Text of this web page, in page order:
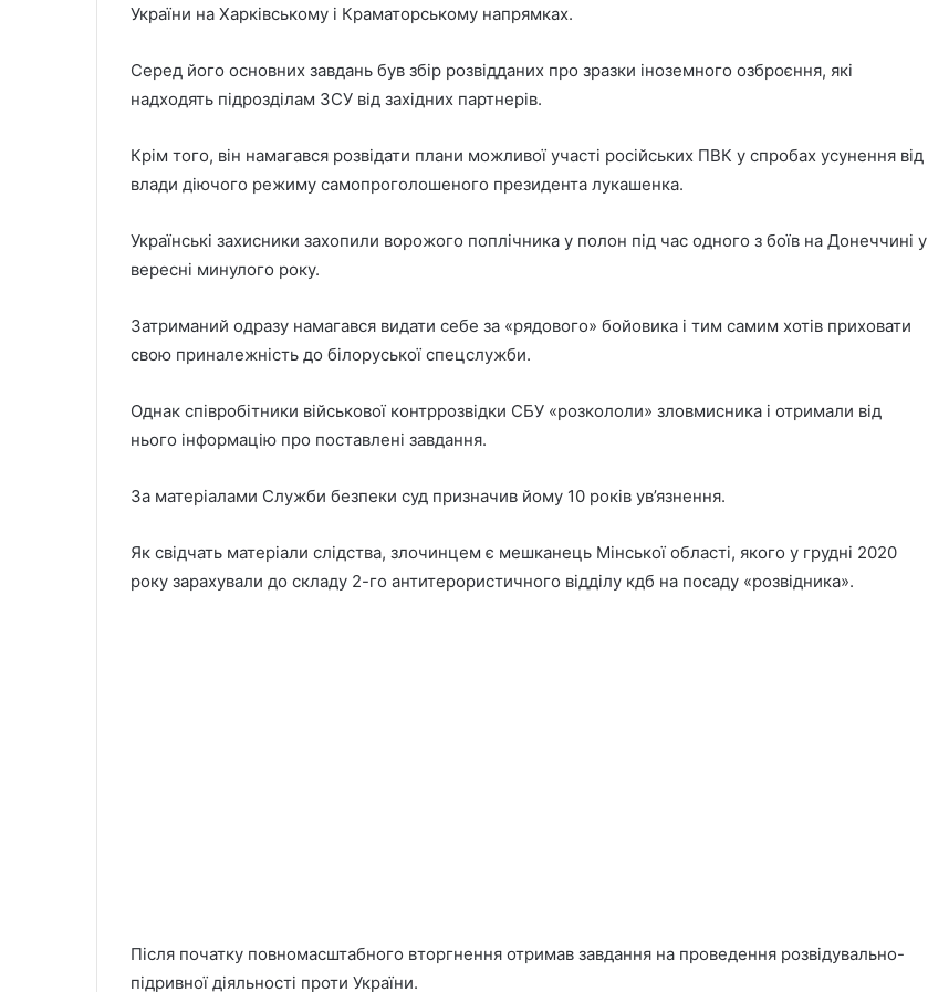
України на Харківському і Краматорському напрямках.
Серед його основних завдань був збір розвідданих про зразки іноземного озброєння, які
надходять підрозділам ЗСУ від західних партнерів.
Крім того, він намагався розвідати плани можливої участі російських ПВК у спробах усунення від
влади діючого режиму самопроголошеного президента лукашенка.
Українські захисники захопили ворожого поплічника у полон під час одного з боїв на Донеччині у
вересні минулого року.
Затриманий одразу намагався видати себе за «рядового» бойовика і тим самим хотів приховати
свою приналежність до білоруської спецслужби.
Однак співробітники військової контррозвідки СБУ «розкололи» зловмисника і отримали від
нього інформацію про поставлені завдання.
За матеріалами Служби безпеки суд призначив йому 10 років ув’язнення.
Як свідчать матеріали слідства, злочинцем є мешканець Мінської області, якого у грудні 2020
року зарахували до складу 2-го антитерористичного відділу кдб на посаду «розвідника».
Після початку повномасштабного вторгнення отримав завдання на проведення розвідувально-
підривної діяльності проти України.